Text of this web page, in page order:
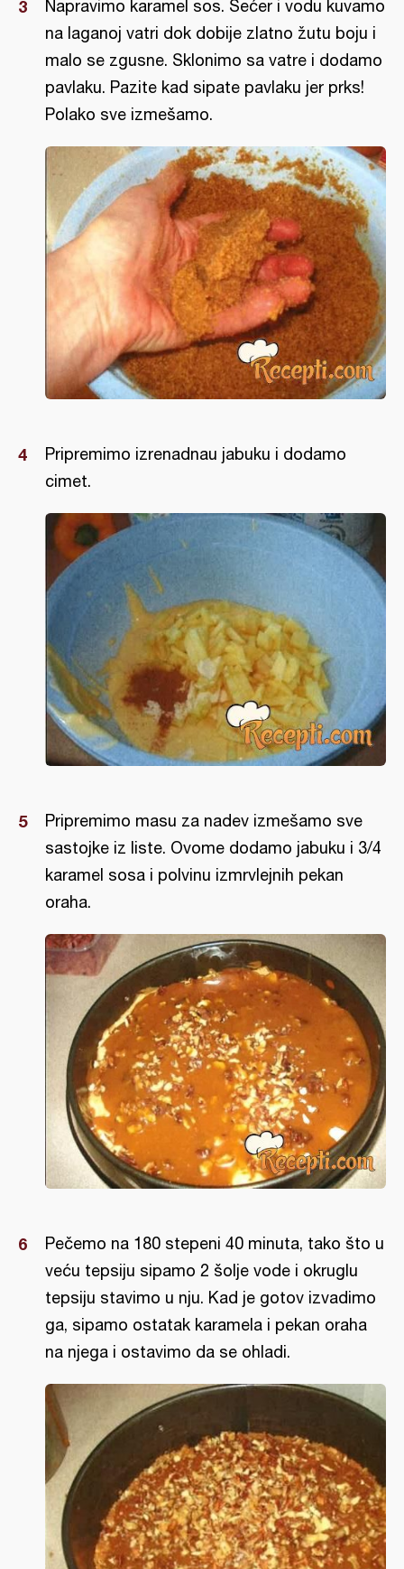
Napravimo karamel sos. Šećer i vodu kuvamo
na laganoj vatri dok dobije zlatno žutu boju i
malo se zgusne. Sklonimo sa vatre i dodamo
pavlaku. Pazite kad sipate pavlaku jer prks!
Polako sve izmešamo.
Pripremimo izrenadnau jabuku i dodamo
cimet.
Pripremimo masu za nadev izmešamo sve
sastojke iz liste. Ovome dodamo jabuku i 3/4
karamel sosa i polvinu izmrvlejnih pekan
oraha.
Pečemo na 180 stepeni 40 minuta, tako što u
veću tepsiju sipamo 2 šolje vode i okruglu
tepsiju stavimo u nju. Kad je gotov izvadimo
ga, sipamo ostatak karamela i pekan oraha
na njega i ostavimo da se ohladi.